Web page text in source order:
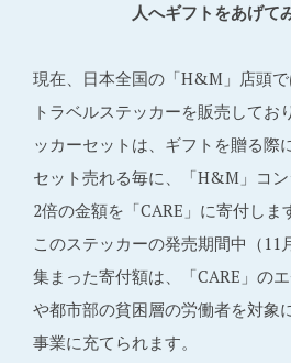
人へギフトをあげて
現在、日本全国の「H&M」店頭
トラベルステッカーを販売してお
ッカーセットは、ギフトを贈る際
セット売れる毎に、「H&M」コ
2倍の金額を「CARE」に寄付しま
このステッカーの発売期間中（11
集まった寄付額は、「CARE」の
や都市部の貧困層の労働者を対象
事業に充てられます。